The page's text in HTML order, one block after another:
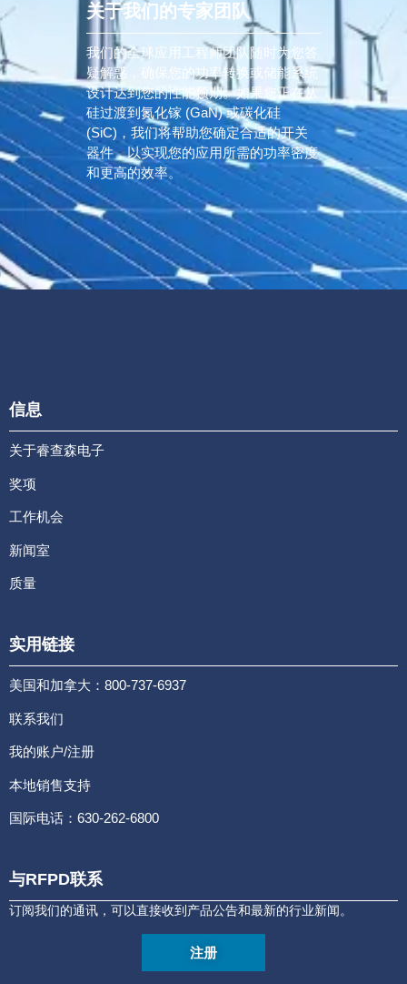
关于我们的专家团队
我们的全球应用工程师团队随时为您答
疑解惑，确保您的功率转换或储能系统
设计达到您的性能预期。如果您正在从
硅过渡到氮化镓 (GaN) 或碳化硅
(SiC)，我们将帮助您确定合适的开关
器件，以实现您的应用所需的功率密度
和更高的效率。
信息
关于睿查森电子
奖项
工作机会
新闻室
质量
实用链接
美国和加拿大：800-737-6937
联系我们
我的账户/注册
本地销售支持
国际电话：630-262-6800
与RFPD联系
订阅我们的通讯，可以直接收到产品公告和最新的行业新闻。
注册